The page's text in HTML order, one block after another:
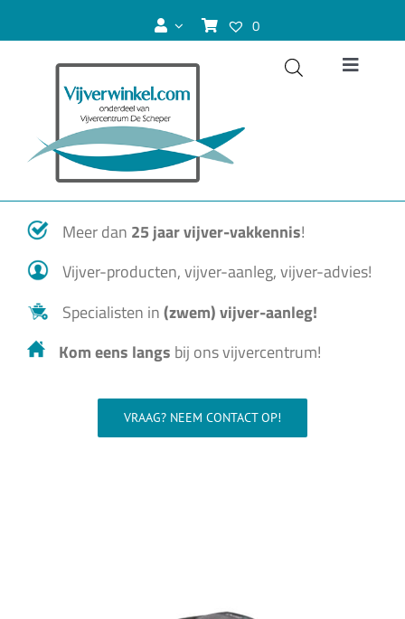
naar
0
Toggle
Zwemvijver
Koivijver
Vijverplanten
Meer dan 25 jaar vijver-vakkennis!
Vijver-producten, vijver-aanleg, vijver-advies!
Specialisten in(zwem) vijver-aanleg!
Kom eens langs bij ons vijvercentrum!
VRAAG? NEEM CONTACT OP!